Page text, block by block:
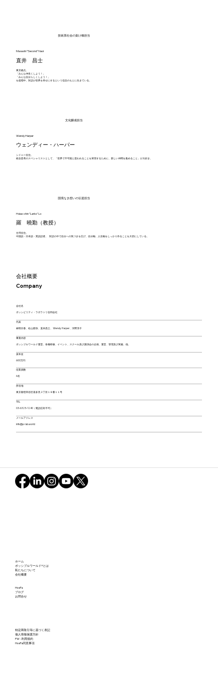
技術系社会の架け橋担当
Masashi "Second" Naoi
直井 昌士
東京拠点。
「みんな仲良くしよう！」
「みんな自分らしくしよう！」
を提唱中。対話が世界を幸せにするという信念のもとに生きている。
文化醸成担当
Wendy Harper
ウェンディー・ハーパー
シドニー在住。
統合思考のスペシャリストとして、「世界で不可能と思われることを実現するために、新しい仲間を集めること」が大好き。
国境なき想いの伝達担当
Hsiao-chin "Larko" Lo
羅 曉勤（教授）
台湾在住。
中国語・日本語・英語話者。 対話の中で自分への気づきを広げ、自分軸、人生軸をしっかり作ることを大切にしている。
会社概要
Company
会社名
ポッシビリティ・ラボラトリ合同会社
代表
林明日香、松山亜弥、直井昌士、 Wendy Harper、河野淳子
事業内容
ポッシブルワールド運営。各種研修、イベント、スクール及び講演会の企画、運営、管理及び実施、他。
資本金
600万円
従業員数
6名
所在地
東京都世田谷区喜多見３丁目１８番１１号
TEL
03-6325-1240（電話応対不可）
メールアドレス
info@p-lab.world
ホーム
ポッシブルワールド®とは
私たちについて
会社概要
HosPa
ブログ
お問合せ
特定商取引等に基づく表記
個人情報保護方針
PW - 利用規約
HosPa同意事項